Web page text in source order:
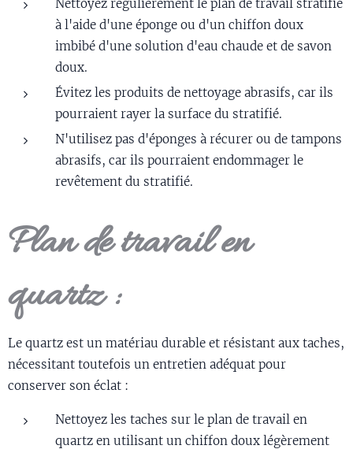
Nettoyez régulièrement le plan de travail stratifié
à l'aide d'une éponge ou d'un chiffon doux
imbibé d'une solution d'eau chaude et de savon
doux.
Évitez les produits de nettoyage abrasifs, car ils
pourraient rayer la surface du stratifié.
N'utilisez pas d'éponges à récurer ou de tampons
abrasifs, car ils pourraient endommager le
revêtement du stratifié.
Plan de travail en
quartz :
Le quartz est un matériau durable et résistant aux taches,
nécessitant toutefois un entretien adéquat pour
conserver son éclat :
Nettoyez les taches sur le plan de travail en
quartz en utilisant un chiffon doux légèrement